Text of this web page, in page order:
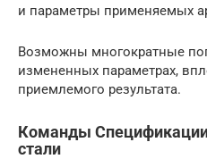
и параметры применяемых
Возможны многократные
измененных параметрах,
приемлемого результата.
Команды
стали